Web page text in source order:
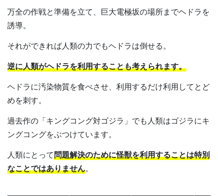
万全の作戦と準備を立て、巨大電極坂の場所までヘドラを
誘導。
それができれば人類の力でもヘドラは倒せる。
逆に人類がヘドラを利用することも考えられます。
ヘドラに汚染物質を食べさせ、利用するだけ利用してとど
めを刺す。
過去作の「キングコング対ゴジラ」でも人類はゴジラにキ
ングコングをぶつけています。
人類にとって問題解決のために怪獣を利用することは特別
なことではありません。